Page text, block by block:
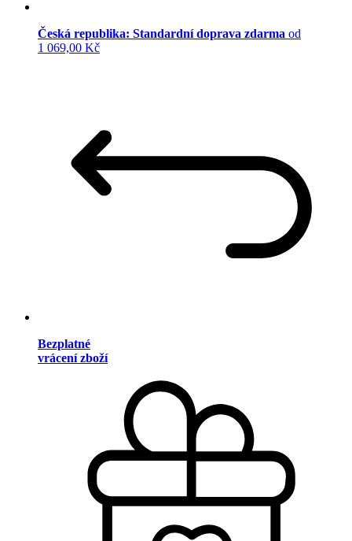
Česká republika: Standardní doprava zdarma od
1 069,00 Kč
Bezplatné
vrácení zboží